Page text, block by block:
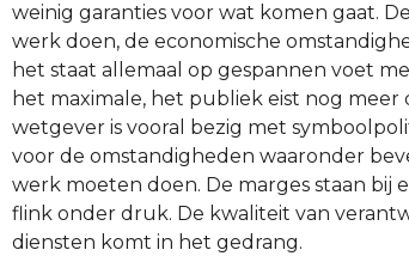
weinig garanties voor wat komen gaat.
werk doen, de economische
het staat allemaal op gespannen voet
het maximale, het publiek eist nog meer
wetgever is vooral bezig met
voor de omstandigheden waaronder
werk moeten doen. De marges staan bij
flink onder druk. De kwaliteit van
diensten komt in het gedrang.